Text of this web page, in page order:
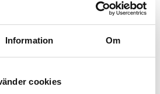
Information Om
cookies